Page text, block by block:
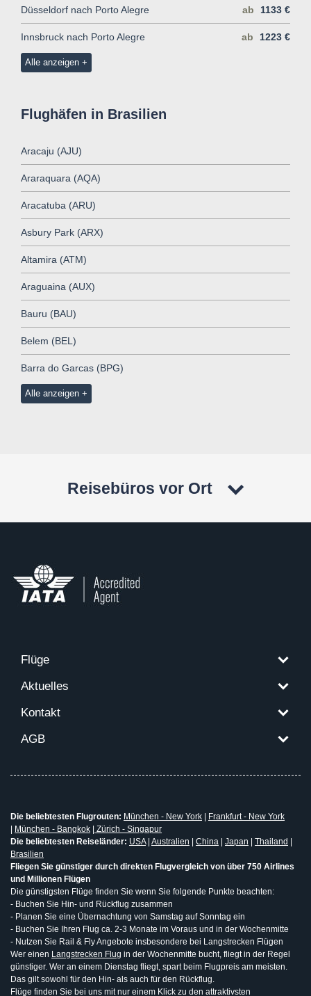
Düsseldorf nach Porto Alegre ab 1133 €
Innsbruck nach Porto Alegre ab 1223 €
Alle anzeigen
Flughäfen in Brasilien
Aracaju (AJU)
Araraquara (AQA)
Aracatuba (ARU)
Asbury Park (ARX)
Altamira (ATM)
Araguaina (AUX)
Bauru (BAU)
Belem (BEL)
Barra do Garcas (BPG)
Alle anzeigen
Reisebüros vor Ort
Flüge
Aktuelles
Kontakt
AGB
Die beliebtesten Flugrouten: München - New York
Frankfurt - New York
München - Bangkok
Zürich - Singapur
Die beliebtesten Reiseländer: USA| Australien China Japan Thailand
Brasilien
Fliegen Sie günstiger durch direkten Flugvergleich von über 750 Airlines
und Millionen Flügen
Die günstigsten Flüge finden Sie wenn Sie folgende Punkte beachten:
- Buchen Sie Hin- und Rückflug zusammen
- Planen Sie eine Übernachtung von Samstag auf Sonntag ein
- Buchen Sie Ihren Flug ca. 2-3 Monate im Voraus und in der Wochenmitte
- Nutzen Sie Rail & Fly Angebote insbesondere bei Langstrecken Flügen
Wer einen Langstrecken Flug in der Wochenmitte bucht, fliegt in der Regel
günstiger. Wer an einem Dienstag fliegt, spart beim Flugpreis am meisten.
Das gilt sowohl für den Hin- als auch für den Rückflug.
Flüge finden Sie bei uns mit nur einem Klick zu den attraktivsten